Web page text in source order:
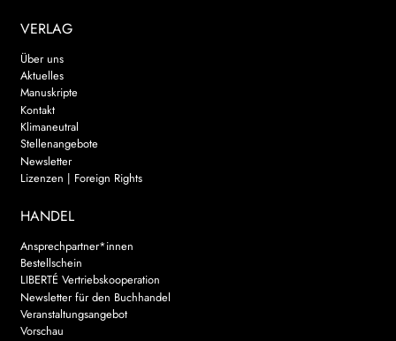
VERLAG
Über uns
Aktuelles
Manuskripte
Kontakt
Klimaneutral
Stellenangebote
Newsletter
Lizenzen | Foreign Rights
HANDEL
Ansprechpartner*innen
Bestellschein
LIBERTÉ Vertriebskooperation
Newsletter für den Buchhandel
Veranstaltungsangebot
Vorschau